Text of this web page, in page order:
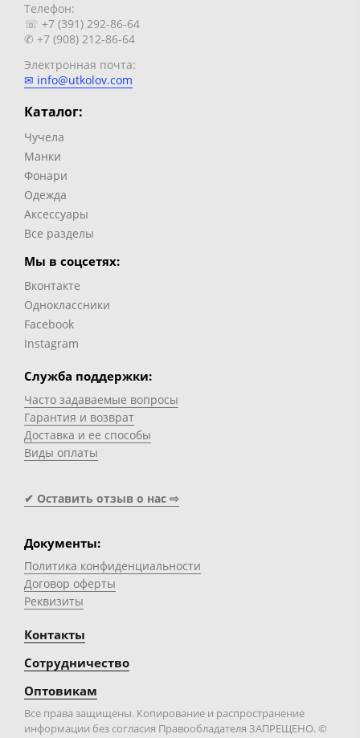
Телефон:
☏ +7 (391) 292-86-64
✆ +7 (908) 212-86-64
Электронная почта:
✉ info@utkolov.com
Каталог:
Чучела
Манки
Фонари
Одежда
Аксессуары
Все разделы
Мы в соцсетях:
Вконтакте
Одноклассники
Facebook
Instagram
Служба поддержки:
Часто задаваемые вопросы
Гарантия и возврат
Доставка и ее способы
Виды оплаты
✔ Оставить отзыв о нас ⇨
Документы:
Политика конфиденциальности
Договор оферты
Реквизиты
Контакты
Сотрудничество
Оптовикам
Все права защищены. Копирование и распространение
информации без согласия Правообладателя ЗАПРЕЩЕНО. ©